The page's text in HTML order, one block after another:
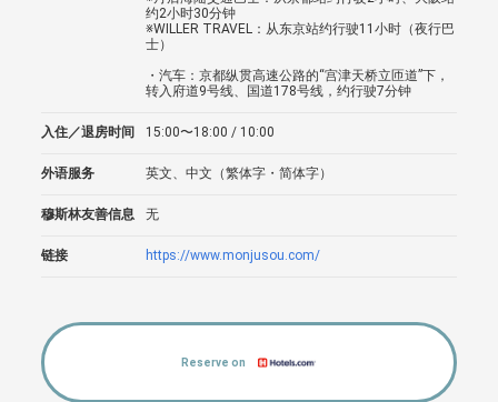
约2小时30分钟
※WILLER TRAVEL：从东京站约行驶11小时（夜行巴
士）
・汽车：京都纵贯高速公路的“宫津天桥立匝道”下，
转入府道9号线、国道178号线，约行驶7分钟
入住／退房时间 15:00〜18:00 / 10:00
外语服务 英文、中文（繁体字・简体字）
穆斯林友善信息 无
链接 https://www.monjusou.com/
Reserve on